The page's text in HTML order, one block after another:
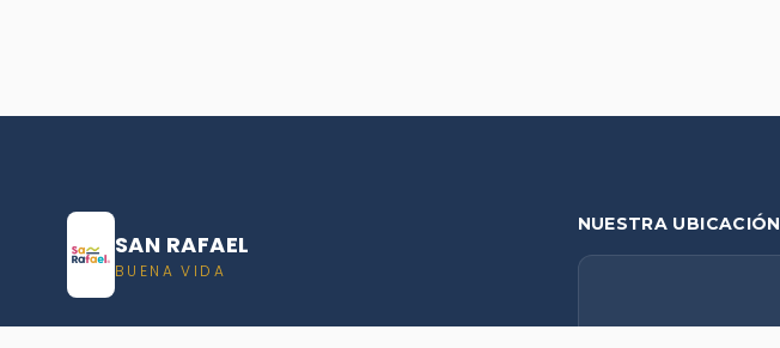
SAN RAFAEL
BUENA VIDA
NUESTRA UBICACIÓN